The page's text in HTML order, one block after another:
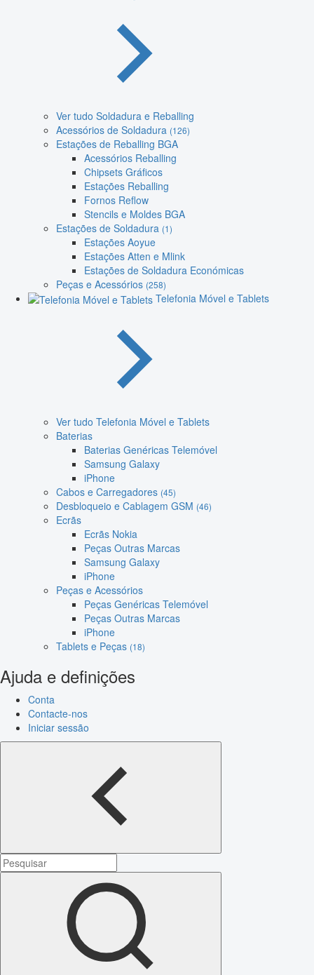
Ver tudo Soldadura e Reballing
Acessórios de Soldadura (126)
Estações de Reballing BGA
Acessórios Reballing
Chipsets Gráficos
Estações Reballing
Fornos Reflow
Stencils e Moldes BGA
Estações de Soldadura (1)
Estações Aoyue
Estações Atten e Mlink
Estações de Soldadura Económicas
Peças e Acessórios (258)
Telefonia Móvel e Tablets
Ver tudo Telefonia Móvel e Tablets
Baterias
Baterias Genéricas Telemóvel
Samsung Galaxy
iPhone
Cabos e Carregadores (45)
Desbloqueio e Cablagem GSM (46)
Ecrãs
Ecrãs Nokia
Peças Outras Marcas
Samsung Galaxy
iPhone
Peças e Acessórios
Peças Genéricas Telemóvel
Peças Outras Marcas
iPhone
Tablets e Peças (18)
Ajuda e definições
Conta
Contacte-nos
Iniciar sessão